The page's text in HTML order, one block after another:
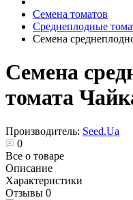
Семена томатов
Среднеплодные
Семена
Семена
томата
Производитель: Seed.Ua
0
Все о товаре
Описание
Характеристики
Отзывы 0